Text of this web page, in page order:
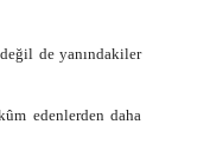
de yanındakiler
edenlerden daha